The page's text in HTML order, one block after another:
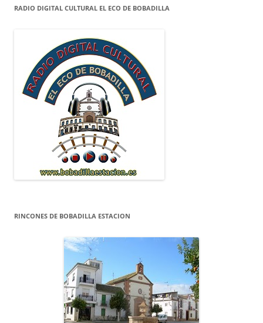
RADIO DIGITAL CULTURAL EL ECO DE BOBADILLA
RINCONES DE BOBADILLA ESTACION